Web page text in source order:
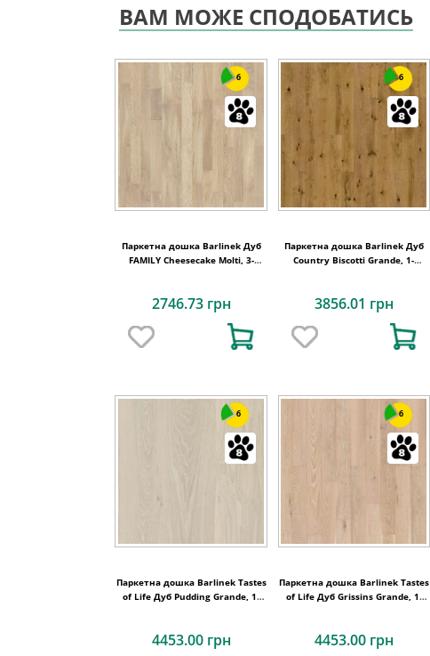
ВАМ МОЖЕ СПОДОБАТИСЬ
6
Паркетна дошка Barlinek Дуб
FAMILY Cheesecake Molti, 3-
2746.73 грн
6
Паркетна дошка Barlinek Дуб
Country Biscotti Grande, 1-
3856.01 грн
6
Паркетна дошка Barlinek Tastes
of Life Дуб Pudding Grande, 1-
4453.00 грн
6
Паркетна дошка Barlinek Tastes
of Life Дуб Grissins Grande, 1-
4453.00 грн